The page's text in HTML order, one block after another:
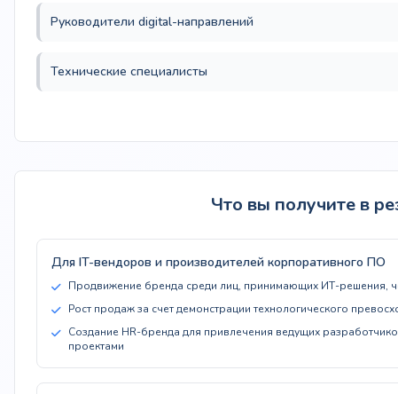
Руководители digital-направлений
Технические специалисты
Что вы получите в
Для IT-вендоров и производителей корпоративного ПО
Продвижение бренда среди лиц, принимающих ИТ-решения,
Рост продаж за счет демонстрации технологического
Создание HR-бренда для привлечения ведущих
проектами